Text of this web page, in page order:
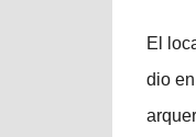
El
dio